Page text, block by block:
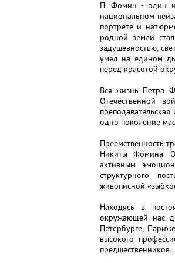
П. Фомин - один из
национальном
портрете и
родной земли
задушевностью,
умел на едином
перед красотой
Вся жизнь Петра
Отечественной
одно поколение
Преемственность
Никиты Фомина.
активным
структурного
живописной
Находясь в
окружающей нас
Петербурге,
высокого
предшественников.